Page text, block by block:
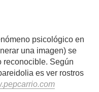
psicológico en
una imagen) se
reconocible. Según
es ver rostros